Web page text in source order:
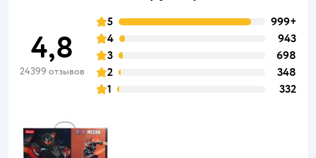
4,8
24399 отзывов
5
999+
4
943
3
698
2
348
1
332